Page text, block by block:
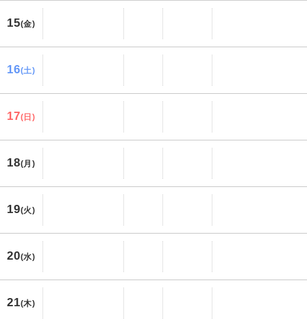
15(金)
16(土)
17(日)
18(月)
19(火)
20(水)
21(木)